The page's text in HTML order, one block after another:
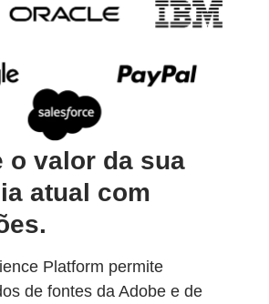
o valor da sua
atual com
Platform permite
de fontes da Adobe e de